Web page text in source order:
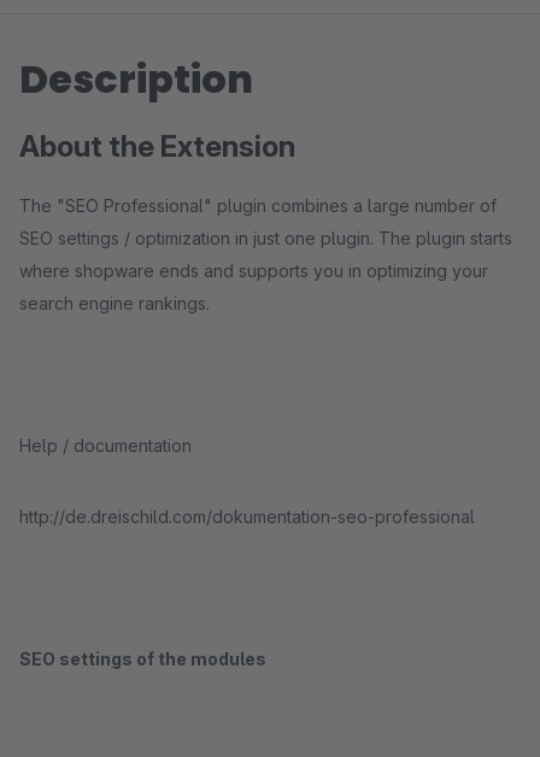
Description
About the Extension
The "SEO Professional" plugin combines a large number of
SEO settings / optimization in just one plugin. The plugin starts
where shopware ends and supports you in optimizing your
search engine rankings.
Help / documentation
http://de.dreischild.com/dokumentation-seo-professional
SEO settings of the modules